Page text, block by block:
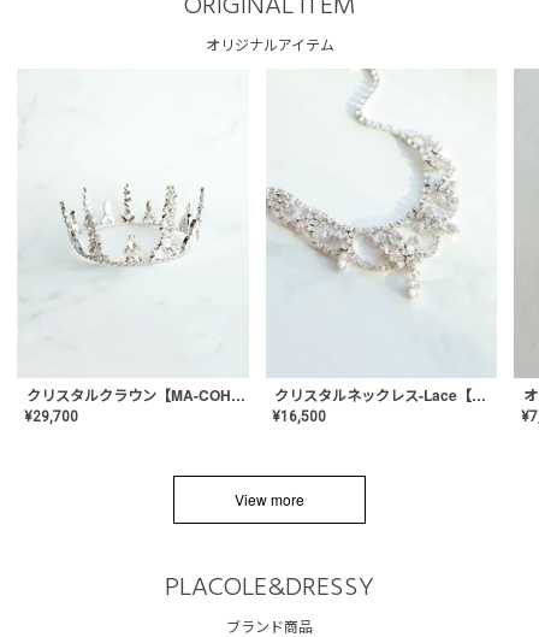
オリジナルアイテム
クリスタルクラウン【MA-COHD-01】韓国風クラウン/ウェディングクラウン/ティアラ
¥29,700
クリスタルネックレス-Lace【MA-CONL-02】
¥16,500 ¥
View more
PLACOLE&DRESSY
ブランド商品